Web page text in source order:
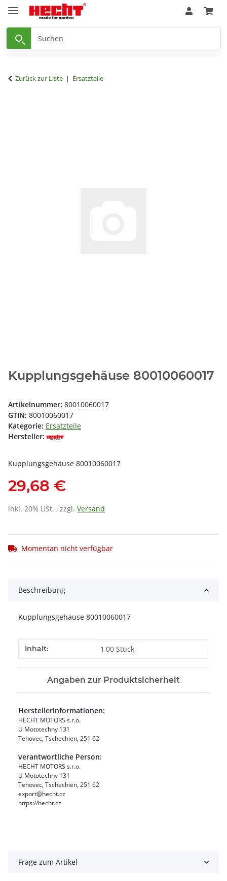
Zurück zur Liste Ersatzteile
Kupplungsgehäuse 80010060017
Artikelnummer: 80010060017
GTIN: 80010060017
Kategorie: Ersatzteile
Hersteller:
Kupplungsgehäuse 80010060017
29,68 €
inkl. 20% USt. , zzgl. Versand
Momentan nicht verfügbar
Beschreibung
Kupplungsgehäuse 80010060017
Produkteigenschaft
Wert
Inhalt: 1,00 Stück
Angaben zur Produktsicherheit
Herstellerinformationen:
HECHT MOTORS s.r.o.
U Mototechny 131
Tehovec, Tschechien, 251 62
verantwortliche Person:
HECHT MOTORS s.r.o.
U Mototechny 131
Tehovec, Tschechien, 251 62
export@hecht.cz
https://hecht.cz
Frage zum Artikel